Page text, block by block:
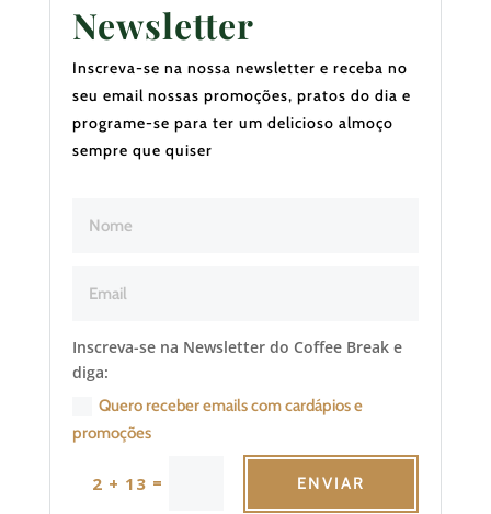
Newsletter
Inscreva-se na nossa newsletter e receba no
seu email nossas promoções, pratos do dia e
programe-se para ter um delicioso almoço
sempre que quiser
Inscreva-se na Newsletter do Coffee Break e
diga:
Quero receber emails com cardápios e
promoções
2 + 13 = ENVIAR